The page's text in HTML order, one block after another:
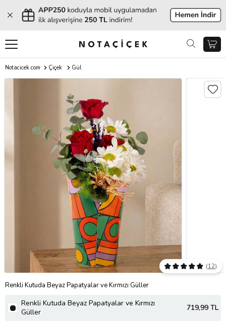
Notacicek.com Çiçek Gül
Renkli Kutuda Beyaz Papatyalar ve Kırmızı Güller
(12)
Renkli Kutuda Beyaz Papatyalar ve Kırmızı
Güller
719,99 TL